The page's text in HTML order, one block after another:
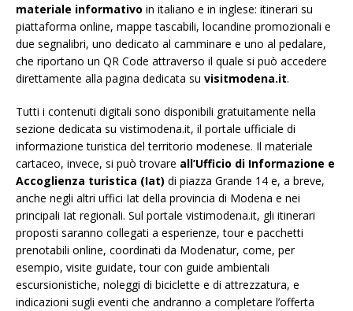
materiale informativo in italiano e in inglese: itinerari su
piattaforma online, mappe tascabili, locandine promozionali e
due segnalibri, uno dedicato al camminare e uno al pedalare,
che riportano un QR Code attraverso il quale si può accedere
direttamente alla pagina dedicata su visitmodena.it.
Tutti i contenuti digitali sono disponibili gratuitamente nella
sezione dedicata su vistimodena.it, il portale ufficiale di
informazione turistica del territorio modenese. Il materiale
cartaceo, invece, si può trovare all’Ufficio di Informazione e
Accoglienza turistica (Iat) di piazza Grande 14 e, a breve,
anche negli altri uffici Iat della provincia di Modena e nei
principali Iat regionali. Sul portale vistimodena.it, gli itinerari
proposti saranno collegati a esperienze, tour e pacchetti
prenotabili online, coordinati da Modenatur, come, per
esempio, visite guidate, tour con guide ambientali
escursionistiche, noleggi di biciclette e di attrezzatura, e
indicazioni sugli eventi che andranno a completare l’offerta